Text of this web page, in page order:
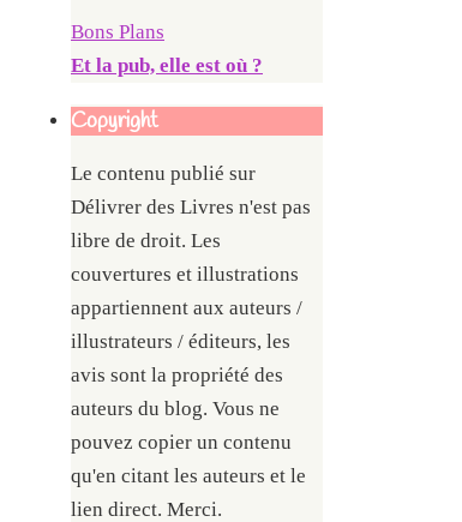
Bons Plans
Et la pub, elle est où ?
Copyright
Le contenu publié sur
Délivrer des Livres n'est pas
libre de droit. Les
couvertures et illustrations
appartiennent aux auteurs /
illustrateurs / éditeurs, les
avis sont la propriété des
auteurs du blog. Vous ne
pouvez copier un contenu
qu'en citant les auteurs et le
lien direct. Merci.